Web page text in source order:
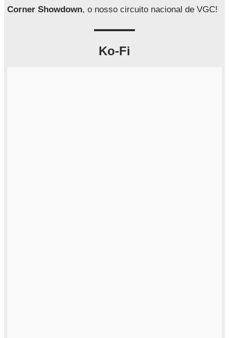
Corner Showdown, o nosso circuito nacional de VGC!
Ko-Fi